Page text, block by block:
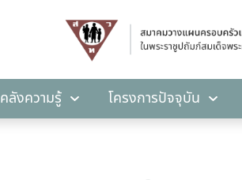
คลังความรู้ โครงการปัจจุบัน
คลังความรู้ โครงการปัจจุบัน